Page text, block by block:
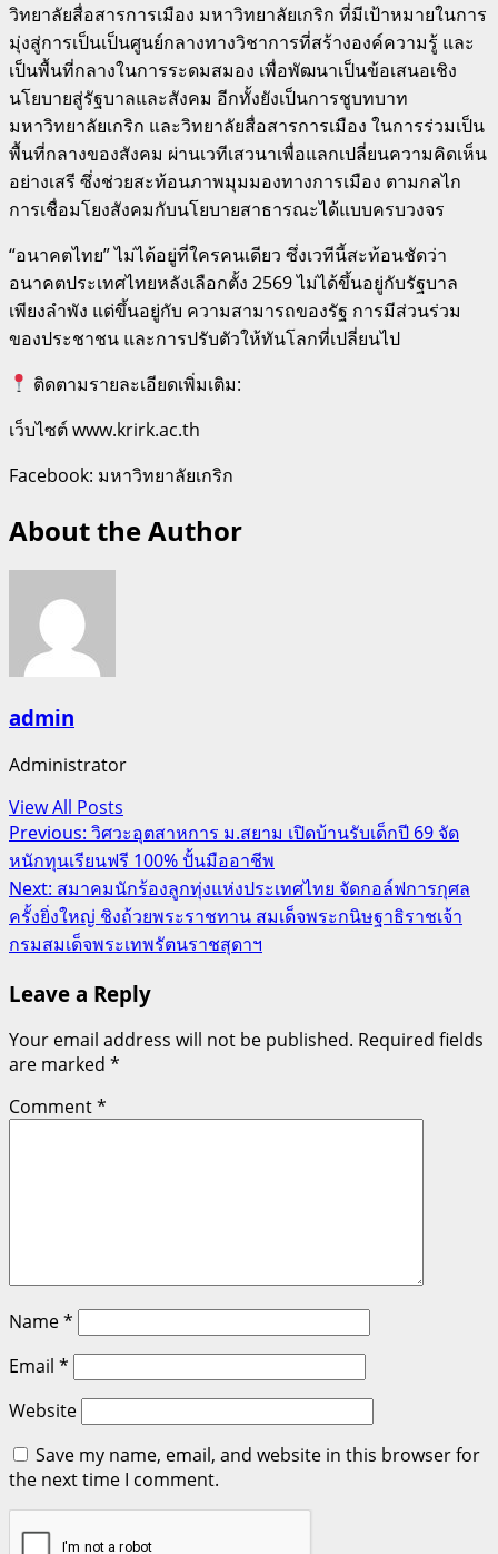
วิทยาลัยสื่อสารการเมือง มหาวิทยาลัยเกริก ที่มีเป้าหมายในการ
มุ่งสู่การเป็นเป็นศูนย์กลางทางวิชาการที่สร้างองค์ความรู้ และ
เป็นพื้นที่กลางในการระดมสมอง เพื่อพัฒนาเป็นข้อเสนอเชิง
นโยบายสู่รัฐบาลและสังคม อีกทั้งยังเป็นการชูบทบาท
มหาวิทยาลัยเกริก และวิทยาลัยสื่อสารการเมือง ในการร่วมเป็น
พื้นที่กลางของสังคม ผ่านเวทีเสวนาเพื่อแลกเปลี่ยนความคิดเห็น
อย่างเสรี ซึ่งช่วยสะท้อนภาพมุมมองทางการเมือง ตามกลไก
การเชื่อมโยงสังคมกับนโยบายสาธารณะได้แบบครบวงจร
“อนาคตไทย” ไม่ได้อยู่ที่ใครคนเดียว ซึ่งเวทีนี้สะท้อนชัดว่า
อนาคตประเทศไทยหลังเลือกตั้ง 2569 ไม่ได้ขึ้นอยู่กับรัฐบาล
เพียงลำพัง แต่ขึ้นอยู่กับ ความสามารถของรัฐ การมีส่วนร่วม
ของประชาชน และการปรับตัวให้ทันโลกที่เปลี่ยนไป
ติดตามรายละเอียดเพิ่มเติม:
เว็บไซต์ www.krirk.ac.th⁠
Facebook: มหาวิทยาลัยเกริก
About the Author
admin
Administrator
View All Posts
Post
navigation
Previous: วิศวะอุตสาหการ ม.สยาม เปิดบ้านรับเด็กปี 69 จัด
หนักทุนเรียนฟรี 100% ปั้นมืออาชีพ
Next: สมาคมนักร้องลูกทุ่งแห่งประเทศไทย จัดกอล์ฟการกุศล
ครั้งยิ่งใหญ่ ชิงถ้วยพระราชทาน สมเด็จพระกนิษฐาธิราชเจ้า
กรมสมเด็จพระเทพรัตนราชสุดาฯ
Leave a Reply
Your email address will not be published. Required fields
are marked *
Comment*
Name*
Email *
Website
Save my name, email, and website in this browser for
the next time I comment.